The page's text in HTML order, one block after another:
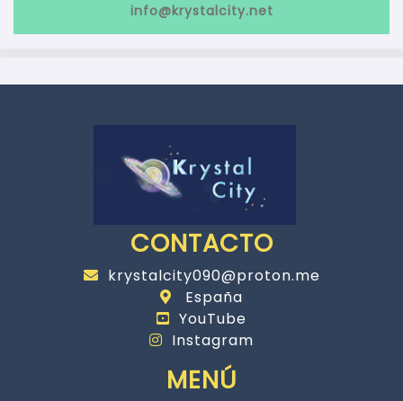
info@krystalcity.net
CONTACTO
krystalcity090@proton.me
España
YouTube
Instagram
MENÚ